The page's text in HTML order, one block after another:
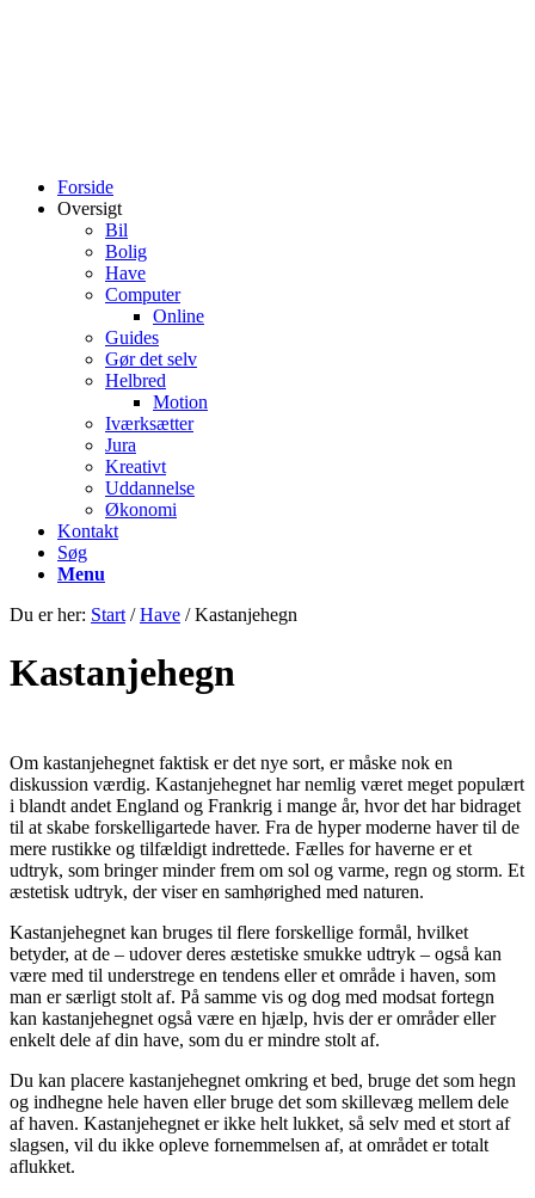
Forside
Oversigt
Bil
Bolig
Have
Computer
Online
Guides
Gør det selv
Helbred
Motion
Iværksætter
Jura
Kreativt
Uddannelse
Økonomi
Kontakt
Søg
Menu
Du er her: Start / Have / Kastanjehegn
Kastanjehegn
Om kastanjehegnet faktisk er det nye sort, er måske nok en
diskussion værdig. Kastanjehegnet har nemlig været meget populært
i blandt andet England og Frankrig i mange år, hvor det har bidraget
til at skabe forskelligartede haver. Fra de hyper moderne haver til de
mere rustikke og tilfældigt indrettede. Fælles for haverne er et
udtryk, som bringer minder frem om sol og varme, regn og storm. Et
æstetisk udtryk, der viser en samhørighed med naturen.
Kastanjehegnet kan bruges til flere forskellige formål, hvilket
betyder, at de – udover deres æstetiske smukke udtryk – også kan
være med til understrege en tendens eller et område i haven, som
man er særligt stolt af. På samme vis og dog med modsat fortegn
kan kastanjehegnet også være en hjælp, hvis der er områder eller
enkelt dele af din have, som du er mindre stolt af.
Du kan placere kastanjehegnet omkring et bed, bruge det som hegn
og indhegne hele haven eller bruge det som skillevæg mellem dele
af haven. Kastanjehegnet er ikke helt lukket, så selv med et stort af
slagsen, vil du ikke opleve fornemmelsen af, at området er totalt
aflukket.